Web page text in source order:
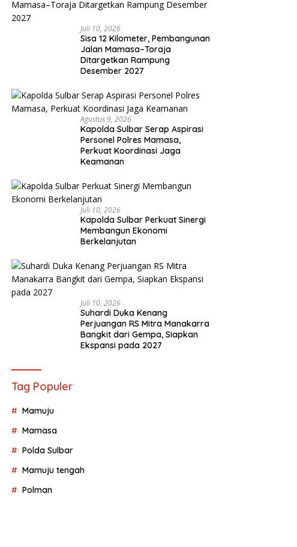
Juli 10, 2026
Sisa 12 Kilometer, Pembangunan
Jalan Mamasa–Toraja
Ditargetkan Rampung
Desember 2027
Agustus 9, 2026
Kapolda Sulbar Serap Aspirasi
Personel Polres Mamasa,
Perkuat Koordinasi Jaga
Keamanan
Juli 10, 2026
Kapolda Sulbar Perkuat Sinergi
Membangun Ekonomi
Berkelanjutan
Juli 10, 2026
Suhardi Duka Kenang
Perjuangan RS Mitra Manakarra
Bangkit dari Gempa, Siapkan
Ekspansi pada 2027
Tag Populer
Mamuju
Mamasa
Polda Sulbar
Mamuju tengah
Polman